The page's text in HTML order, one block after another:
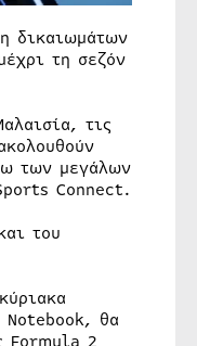
δικαιωμάτων
τη σεζόν
τις
των μεγάλων
Connect.
του
Notebook, θα